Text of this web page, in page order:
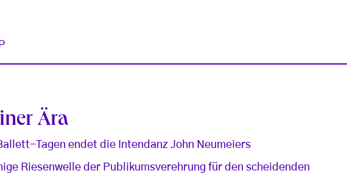
Ära
Tagen endet die Intendanz John Neumeiers
Riesenwelle der Publikumsverehrung für den scheidenden